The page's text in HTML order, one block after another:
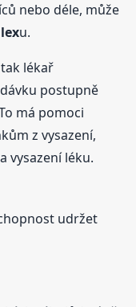
nebo déle, může
u.
lékař
postupně
má pomoci
z vysazení,
vysazení léku.
udržet